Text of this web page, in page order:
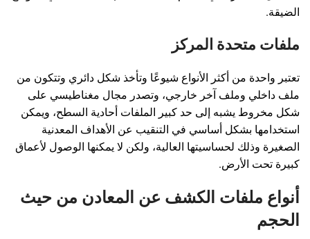
الضيقة.
ملفات متحدة المركز
تعتبر واحدة من أكثر الأنواع شيوعًا وتأخذ شكل دائري وتتكون من
ملف داخلي وملف آخر خارجي، وتصدر مجال مغناطيسي على
شكل مخروط يشبه إلى حد كبير الملفات أحادية السطح، ويمكن
استخدامها بشكل أساسي في التنقيب عن الأهداف المعدنية
الصغيرة وذلك لحساسيتها العالية، ولكن لا يمكنها الوصول لأعماق
كبيرة تحت الأرض.
أنواع ملفات الكشف عن المعادن من حيث
الحجم